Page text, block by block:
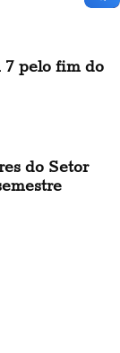
7 pelo fim do
do Setor